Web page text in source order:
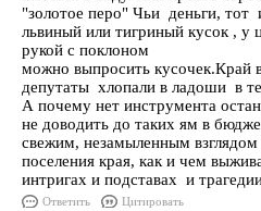
"золотое перо" Чьи деньги, тот
львиный или тигриный кусок , у
рукой с поклоном
можно выпросить кусочек.Край
депутаты хлопали в ладоши в
А почему нет инструмента
не доводить до таких ям в
свежим, незамыленным
поселения края, как и чем
интригах и подставах и
Ответить Цитировать